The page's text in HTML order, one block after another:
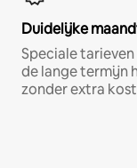
Duidelijke
Speciale
de lange termijn
zonder extra